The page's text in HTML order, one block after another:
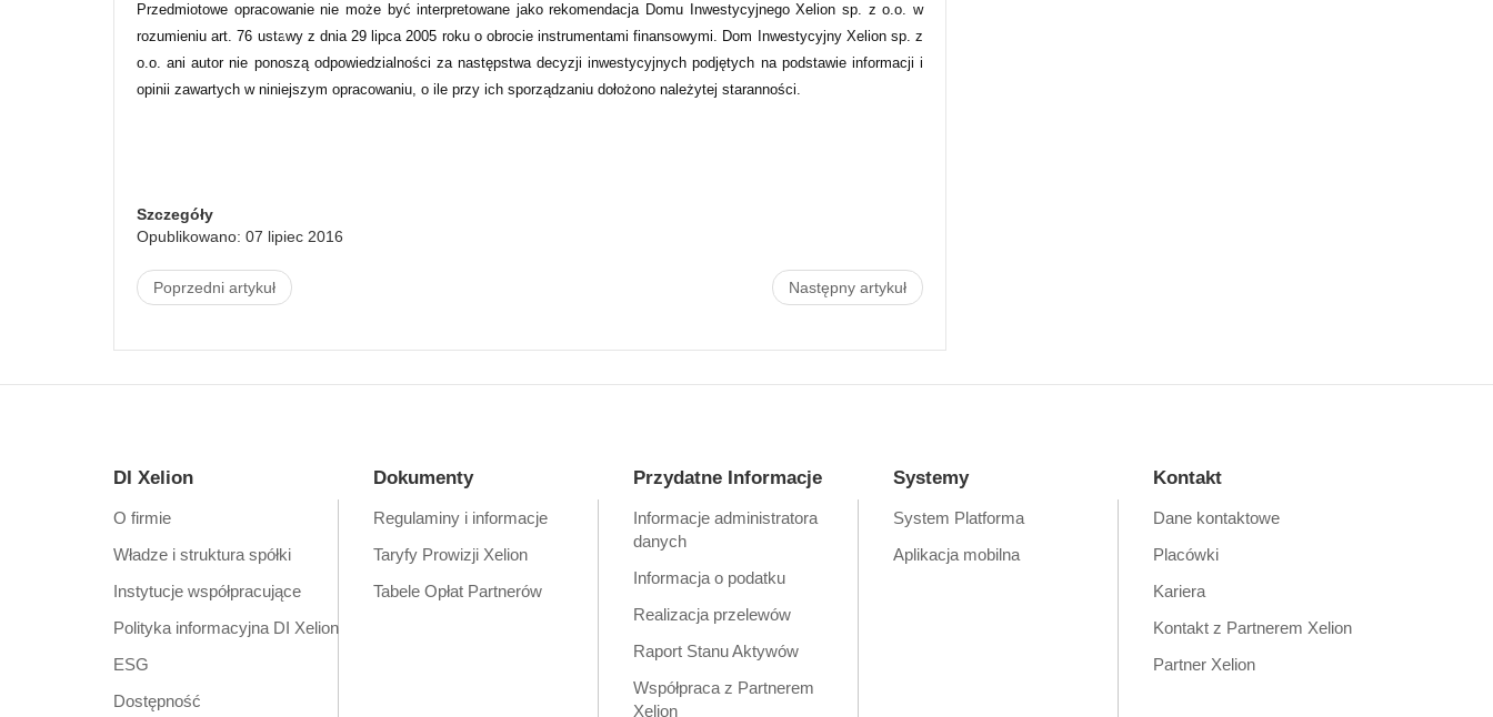
Przedmiotowe opracowanie nie może być interpretowane jako rekomendacja Domu Inwestycyjnego Xelion sp. z o.o. w
rozumieniu art. 76 ustawy z dnia 29 lipca 2005 roku o obrocie instrumentami finansowymi. Dom Inwestycyjny Xelion sp. z
o.o. ani autor nie ponoszą odpowiedzialności za następstwa decyzji inwestycyjnych podjętych na podstawie informacji i
opinii zawartych w niniejszym opracowaniu, o ile przy ich sporządzaniu dołożono należytej staranności.
Szczegóły
Opublikowano: 07 lipiec 2016
Poprzedni artykuł Następny artykuł
DI Xelion
O firmie
Władze i struktura spółki
Instytucje współpracujące
Polityka informacyjna DI Xelion
ESG
Dostępność
Dokumenty
Regulaminy i informacje
Taryfy Prowizji Xelion
Tabele Opłat Partnerów
Przydatne Informacje
Informacje administratora
danych
Informacja o podatku
Realizacja przelewów
Raport Stanu Aktywów
Współpraca z Partnerem
Xelion
Systemy
System Platforma
Aplikacja mobilna
Kontakt
Dane kontaktowe
Placówki
Kariera
Kontakt z Partnerem Xelion
Partner Xelion